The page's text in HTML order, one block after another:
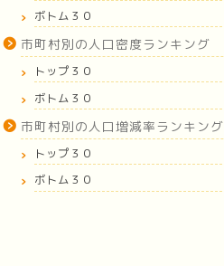
ボトム３０
市町村別の人口密度ランキング
トップ３０
ボトム３０
市町村別の人口増減率ランキング
トップ３０
ボトム３０